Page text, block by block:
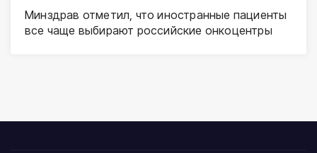
Минздрав отметил, что иностранные пациенты
все чаще выбирают российские онкоцентры